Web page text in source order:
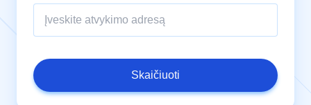
Skaičiuoti